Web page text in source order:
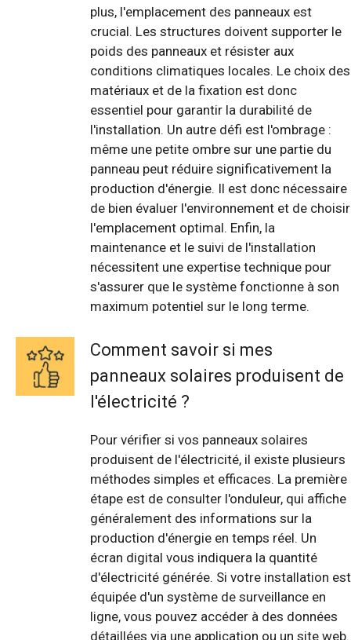
plus, l'emplacement des panneaux est
crucial. Les structures doivent supporter le
poids des panneaux et résister aux
conditions climatiques locales. Le choix des
matériaux et de la fixation est donc
essentiel pour garantir la durabilité de
l'installation. Un autre défi est l'ombrage :
même une petite ombre sur une partie du
panneau peut réduire significativement la
production d'énergie. Il est donc nécessaire
de bien évaluer l'environnement et de choisir
l'emplacement optimal. Enfin, la
maintenance et le suivi de l'installation
nécessitent une expertise technique pour
s'assurer que le système fonctionne à son
maximum potentiel sur le long terme.
Comment savoir si mes
panneaux solaires produisent de
l'électricité ?
Pour vérifier si vos panneaux solaires
produisent de l'électricité, il existe plusieurs
méthodes simples et efficaces. La première
étape est de consulter l'onduleur, qui affiche
généralement des informations sur la
production d'énergie en temps réel. Un
écran digital vous indiquera la quantité
d'électricité générée. Si votre installation est
équipée d'un système de surveillance en
ligne, vous pouvez accéder à des données
détaillées via une application ou un site web.